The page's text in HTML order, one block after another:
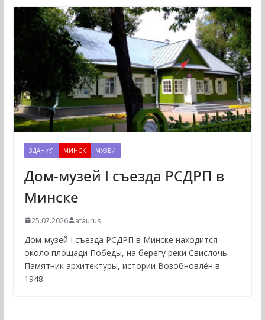
ЗДАНИЯ МИНСК МУЗЕИ
Дом-музей I съезда РСДРП в
Минске
25.07.2026 ataurus
Дом-музей I съезда РСДРП в Минске находится
около площади Победы, на берегу реки Свислочь.
Памятник архитектуры, истории Возобновлён в
1948